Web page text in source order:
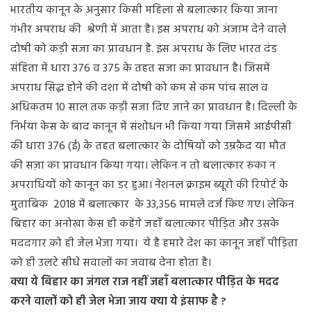
भारतीय कानून के अनुसार किसी महिला से बलात्कार किया जाना
गंभीर अपराध की श्रेणी में आता है। इस अपराध को अंजाम देने वाले
दोषी को कड़ी सजा का प्रावधान है. इस अपराध के लिए भारत दंड
संहिता में धारा 376 व 375 के तहत सजा का प्रावधान है। जिसमें
अपराध सिद्ध होने की दशा में दोषी को कम से कम पांच साल व
अधिकतम 10 साल तक कड़ी सजा दिए जाने का प्रावधान है। दिल्ली के
निर्भया केस के बाद कानून में संशोधन भी किया गया जिसमे आईपीसी
की धारा 376 (ई) के तहत बलात्कार के दोषियों को उम्रक़ैद या मौत
की सज़ा का प्रावधान किया गया। लेकिन न तो बलात्कार रुका न
अपराधियों को कानून का डर हुआ। नेशनल क्राइम ब्यूरो की रिपोर्ट के
मुताबिक 2018 में बलात्कार के 33,356 मामले दर्ज किए गए। लेकिन
बिहार का अनोखा केस ही कहेंगे जहाँ बलात्कार पीड़ित और उसके
मददगार को ही जेल भेजा गया। ये है हमारे देश का कानून जहाँ पीड़िता
को ही उलटे सीधे सवालों का जवाब देना होता है।
क्या ये बिहार का जंगल राज नहीं जहाँ बलात्कार पीड़ित के मदद
करने वालों को ही जेल भेजा जाय क्या ये इंसाफ है ?